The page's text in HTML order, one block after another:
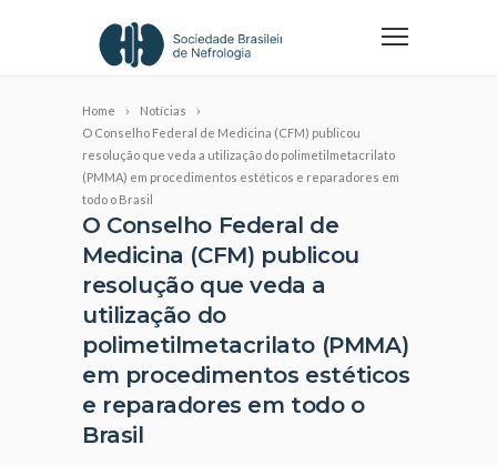
Home
Notícias
O Conselho Federal de Medicina (CFM) publicou
resolução que veda a utilização do polimetilmetacrilato
(PMMA) em procedimentos estéticos e reparadores em
todo o Brasil
O Conselho Federal de
Medicina (CFM) publicou
resolução que veda a
utilização do
polimetilmetacrilato (PMMA)
em procedimentos estéticos
e reparadores em todo o
Brasil